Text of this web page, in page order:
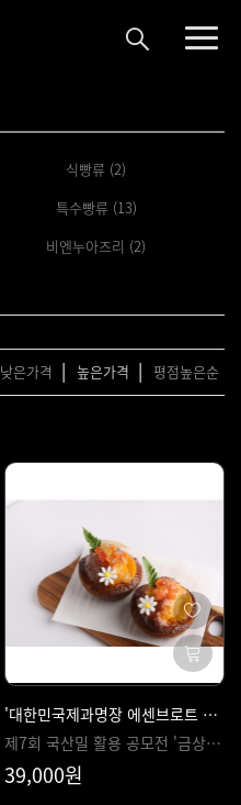
식빵류 (2)
특수빵류 (13)
비엔누아즈리 (2)
낮은가격 | 높은가격 | 평점높은순
'대한민국제과명장 에센브로트 안갑수 셰프' 가성비 갑 겉바속촉한 황도카스테라
제7회 국산밀 활용 공모전 '금상' 레시피를 응용한 황도카스테라
39,000원